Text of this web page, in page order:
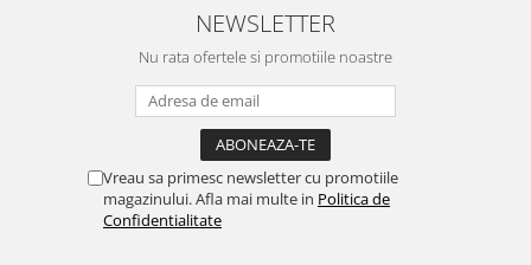
NEWSLETTER
Nu rata ofertele si promotiile noastre
Vreau sa primesc newsletter cu promotiile
magazinului. Afla mai multe in Politica de
Confidentialitate